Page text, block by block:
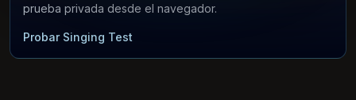
prueba privada desde el navegador.
Probar Singing Test